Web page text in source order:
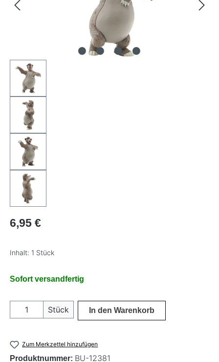
Regulärer Preis:
6,95 €
Inhalt: 1 Stück
Sofort versandfertig
Produkt Anzahl: Gib den gewünschten
Stück In den Warenkorb
Zum Merkzettel hinzufügen
Produktnummer: BU-12381